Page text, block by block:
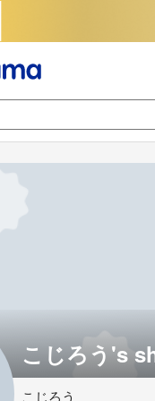
こじろう's
こじろう